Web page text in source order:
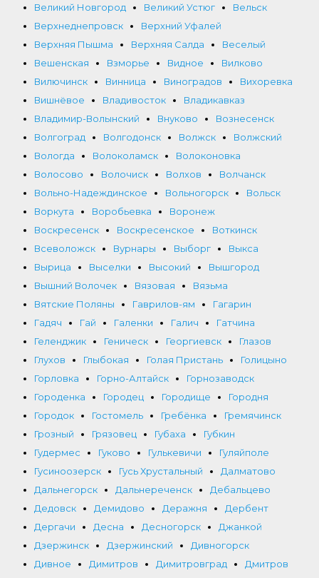
Великий Новгород
Великий Устюг
Вельск
Верхнеднепровск
Верхний Уфалей
Верхняя Пышма
Верхняя Салда
Веселый
Вешенская
Взморье Видное
Вилково
Вилючинск
Винница Виноградов
Вихоревка
Вишнёвое
Владивосток
Владикавказ
Владимир-Волынский
Внуково
Вознесенск
Волгоград
Волгодонск Волжск
Волжский
Вологда
Волоколамск
Волоконовка
Волосово
Волочиск Волхов
Волчанск
Вольно-Надеждинское
Вольногорск
Вольск
Воркута
Воробьевка
Воронеж
Воскресенск
Воскресенское
Воткинск
Всеволожск
Вурнары Выборг
Выкса
Вырица
Выселки Высокий
Вышгород
Вышний Волочек
Вязовая
Вязьма
Вятские Поляны
Гаврилов-ям
Гагарин
Гадяч
Гай Галенки Галич
Гатчина
Геленджик
Геническ Георгиевск
Глазов
Глухов
Глыбокая Голая Пристань
Голицыно
Горловка
Горно-Алтайск
Горнозаводск
Городенка
Городец Городище
Городня
Городок
Гостомель Гребёнка
Гремячинск
Грозный
Грязовец Губаха
Губкин
Гудермес
Гуково Гулькевичи
Гуляйполе
Гусиноозерск
Гусь Хрустальный
Далматово
Дальнегорск
Дальнереченск
Дебальцево
Дедовск
Демидово Деражня
Дербент
Дергачи
Десна Десногорск
Джанкой
Дзержинск
Дзержинский
Дивногорск
Дивное
Димитров Димитровград
Дмитров